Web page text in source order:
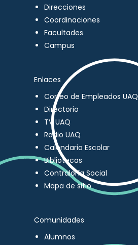
Direcciones
Coordinaciones
Facultades
Campus
Enlaces
Correo de Empleados UAQ
Directorio
TV UAQ
Radio UAQ
Calendario Escolar
Bibliotecas
Contraloría Social
Mapa de sitio
Comunidades
Alumnos